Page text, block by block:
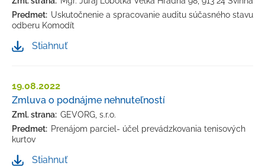
Predmet: Uskutočnenie a spracovanie auditu súčasného stavu
odberu Komodít
Stiahnuť
19.08.2022
Zmluva o podnájme nehnuteľností
Zml. strana: GEVORG, s.r.o.
Predmet: Prenájom parciel- účel prevádzkovania tenisových
kurtov
Stiahnuť